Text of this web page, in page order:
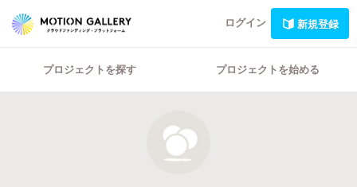
ログイン 新規登録
プロジェクトを探す プロジェクトを始める